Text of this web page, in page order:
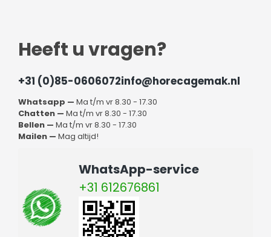
Heeft u vragen?
+31 (0)85-0606072info@horecagemak.nl
Whatsapp — Ma t/m vr 8.30 - 17.30
Chatten — Ma t/m vr 8.30 - 17.30
Bellen — Ma t/m vr 8.30 - 17.30
Mailen — Mag altijd!
WhatsApp-service
+31 612676861